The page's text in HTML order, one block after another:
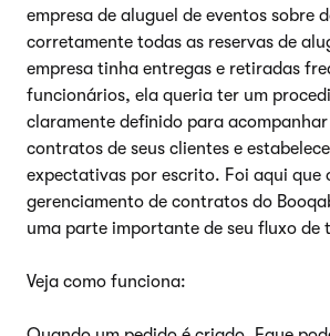
empresa de aluguel de eventos sobre
corretamente todas as reservas de
empresa tinha entregas e retiradas
funcionários, ela queria ter um
claramente definido para
contratos de seus clientes e
expectativas por escrito. Foi aqui que
gerenciamento de contratos do
uma parte importante de seu fluxo de
Veja como funciona: